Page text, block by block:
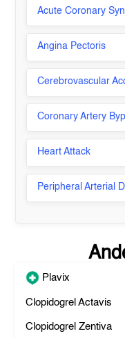
Acute Coronary
Angina Pectoris
Cerebrovascular
Coronary Artery
Heart Attack
Peripheral Arterial
Plavix
Clopidogrel Actavis
Clopidogrel Zentiva